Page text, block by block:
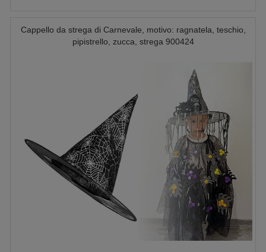
Cappello da strega di Carnevale, motivo: ragnatela, teschio,
pipistrello, zucca, strega 900424